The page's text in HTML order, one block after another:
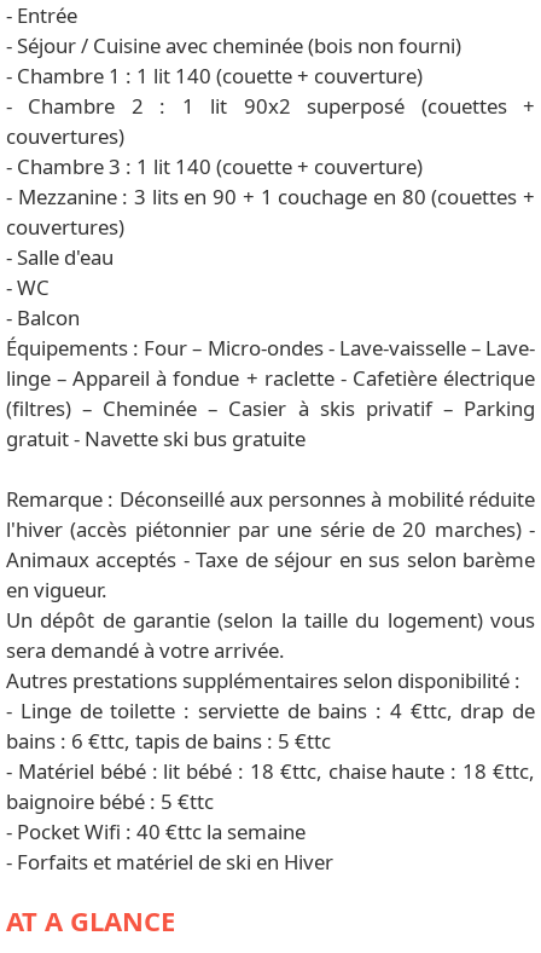
- Entrée
- Séjour / Cuisine avec cheminée (bois non fourni)
- Chambre 1 : 1 lit 140 (couette + couverture)
- Chambre 2 : 1 lit 90x2 superposé (couettes +
couvertures)
- Chambre 3 : 1 lit 140 (couette + couverture)
- Mezzanine : 3 lits en 90 + 1 couchage en 80 (couettes +
couvertures)
- Salle d'eau
- WC
- Balcon
Équipements : Four – Micro-ondes - Lave-vaisselle – Lave-
linge – Appareil à fondue + raclette - Cafetière électrique
(filtres) – Cheminée – Casier à skis privatif – Parking
gratuit - Navette ski bus gratuite
Remarque : Déconseillé aux personnes à mobilité réduite
l'hiver (accès piétonnier par une série de 20 marches) -
Animaux acceptés - Taxe de séjour en sus selon barème
en vigueur.
Un dépôt de garantie (selon la taille du logement) vous
sera demandé à votre arrivée.
Autres prestations supplémentaires selon disponibilité :
- Linge de toilette : serviette de bains : 4 €ttc, drap de
bains : 6 €ttc, tapis de bains : 5 €ttc
- Matériel bébé : lit bébé : 18 €ttc, chaise haute : 18 €ttc,
baignoire bébé : 5 €ttc
- Pocket Wifi : 40 €ttc la semaine
- Forfaits et matériel de ski en Hiver
AT A GLANCE